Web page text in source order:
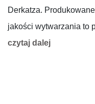
Derkatza.
jakości wytwarzania to
czytaj dalej